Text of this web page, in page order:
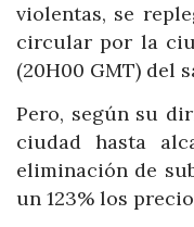
violentas, se
circular por la
(20H00 GMT) del
Pero, según su
ciudad hasta
eliminación de
un 123% los